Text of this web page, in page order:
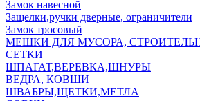
Замок навесной
Защелки,ручки дверные, ограничители
Замок тросовый
МЕШКИ ДЛЯ МУСОРА,
СЕТКИ
ШПАГАТ,ВЕРЕВКА,ШНУРЫ
ВЕДРА, КОВШИ
ШВАБРЫ,ЩЕТКИ,МЕТЛА